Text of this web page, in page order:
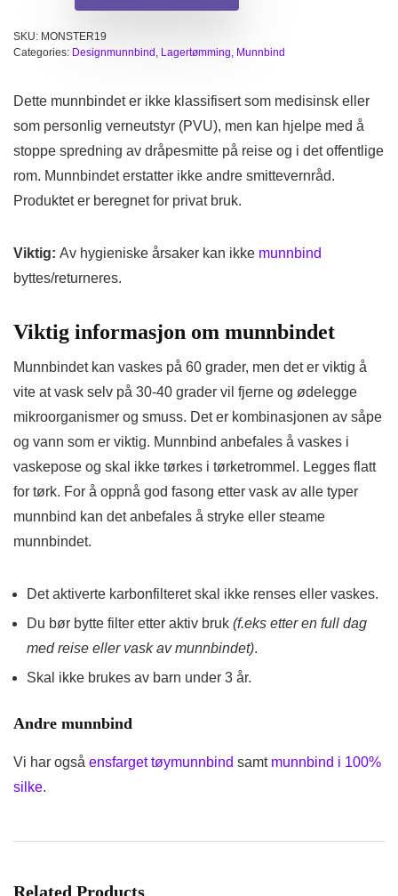
SKU: MONSTER19
Categories: Designmunnbind , Lagertømming, Munnbind
Dette munnbindet er ikke klassifisert som medisinsk eller
som personlig verneutstyr (PVU), men kan hjelpe med å
stoppe spredning av dråpesmitte på reise og i det offentlige
rom. Munnbindet erstatter ikke andre smittevernråd.
Produktet er beregnet for privat bruk.
Viktig: Av hygieniske årsaker kan ikke munnbind
byttes/returneres.
Viktig informasjon om munnbindet
Munnbindet kan vaskes på 60 grader, men det er viktig å
vite at vask selv på 30-40 grader vil fjerne og ødelegge
mikroorganismer og smuss. Det er kombinasjonen av såpe
og vann som er viktig. Munnbind anbefales å vaskes i
vaskepose og skal ikke tørkes i tørketrommel. Legges flatt
for tørk. For å oppnå god fasong etter vask av alle typer
munnbind kan det anbefales å stryke eller steame
munnbindet.
Det aktiverte karbonfilteret skal ikke renses eller vaskes.
Du bør bytte filter etter aktiv bruk (f.eks etter en full dag
med reise eller vask av munnbindet).
Skal ikke brukes av barn under 3 år.
Andre munnbind
Vi har også ensfarget tøymunnbind samt munnbind i 100%
silke.
Related Products